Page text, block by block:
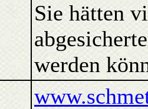
Sie hätten
werden